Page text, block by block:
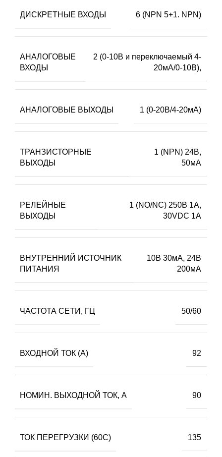
ДИСКРЕТНЫЕ ВХОДЫ 6 (NPN 5+1. NPN)
АНАЛОГОВЫЕ
ВХОДЫ
2 (0-10В и переключаемый 4-
20мА/0-10В),
АНАЛОГОВЫЕ ВЫХОДЫ 1 (0-20В/4-20мА)
ТРАНЗИСТОРНЫЕ
ВЫХОДЫ
1 (NPN) 24В,
50мА
РЕЛЕЙНЫЕ
ВЫХОДЫ
1 (NO/NC) 250В 1А,
30VDC 1А
ВНУТРЕННИЙ ИСТОЧНИК
ПИТАНИЯ
10В 30мА, 24В
200мА
ЧАСТОТА СЕТИ, ГЦ 50/60
ВХОДНОЙ ТОК (А) 92
НОМИН. ВЫХОДНОЙ ТОК, А 90
ТОК ПЕРЕГРУЗКИ (60С) 135